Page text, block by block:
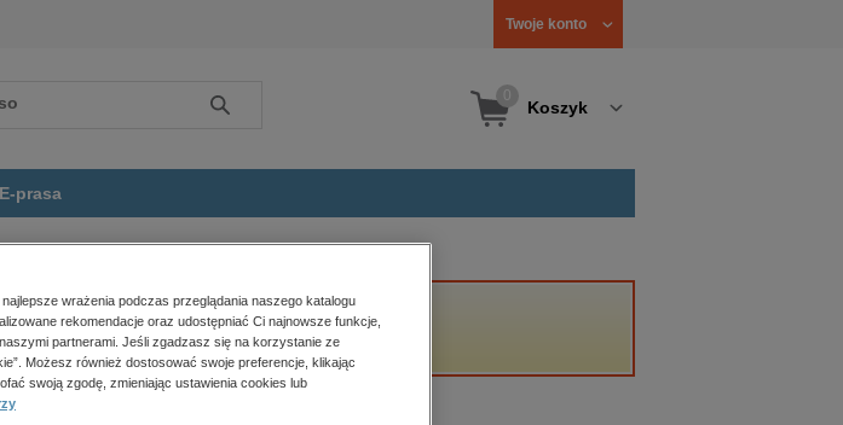
Twoje konto
Szukaj Koszyk
E-prasa
wrażenia podczas przeglądania naszego katalogu
rekomendacje oraz udostępniać Ci najnowsze funkcje,
partnerami. Jeśli zgadzasz się na korzystanie ze
Możesz również dostosować swoje preferencje, klikając
swoją zgodę, zmieniając ustawienia cookies lub